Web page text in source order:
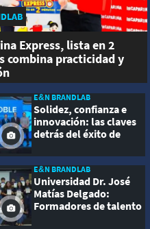
Express, lista en 2
combina practicidad y
E&N BRANDLAB
Solidez, confianza e
innovación: las claves
detrás del éxito de
E&N BRANDLAB
Universidad Dr. José
Matías Delgado:
Formadores de talento